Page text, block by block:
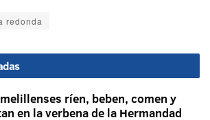
redonda
ríen, beben, comen y
en la verbena de la Hermandad